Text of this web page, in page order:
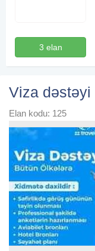
3 elan
Viza dəstəyi
Elan kodu: 125